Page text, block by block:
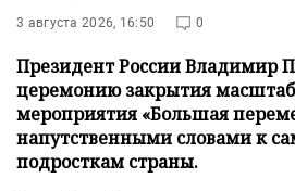
3 августа 2026, 16:50 0
Президент России Владимир
церемонию закрытия
мероприятия «Большая
напутственными словами к
подросткам страны.